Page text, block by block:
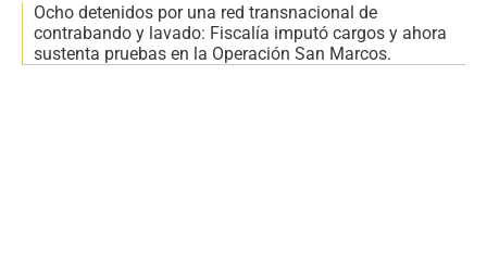
Ocho detenidos por una red transnacional de
contrabando y lavado: Fiscalía imputó cargos y ahora
sustenta pruebas en la Operación San Marcos.